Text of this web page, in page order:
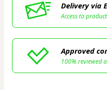
Delivery via
Access to
Approved
100% reviewed